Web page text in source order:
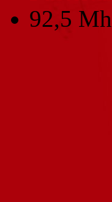
92,5